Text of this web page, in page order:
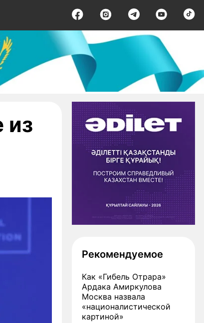
из
Рекомендуемое
Как «Гибель Отрара»
Ардака Амиркулова
Москва назвала
«националистической
картиной»